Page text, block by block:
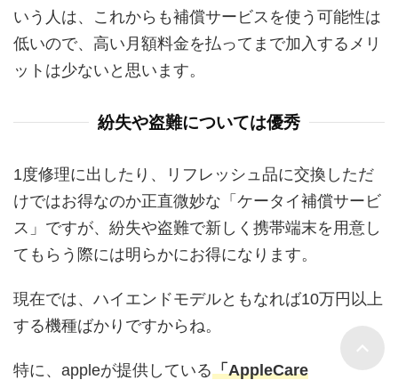
いう人は、これからも補償サービスを使う可能性は
低いので、高い月額料金を払ってまで加入するメリ
ットは少ないと思います。
紛失や盗難については優秀
1度修理に出したり、リフレッシュ品に交換しただ
けではお得なのか正直微妙な「ケータイ補償サービ
ス」ですが、紛失や盗難で新しく携帯端末を用意し
てもらう際には明らかにお得になります。
現在では、ハイエンドモデルともなれば10万円以上
する機種ばかりですからね。
特に、appleが提供している「AppleCare